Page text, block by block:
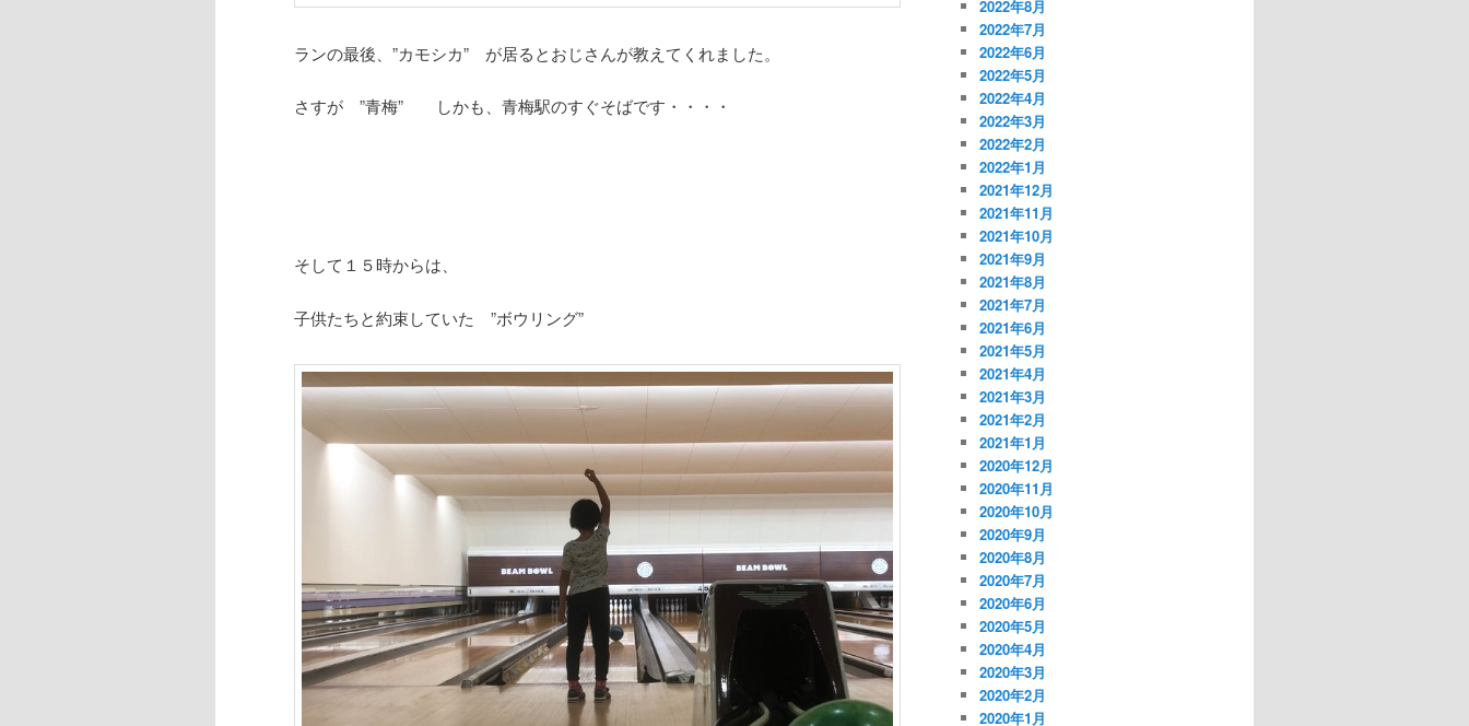
ランの最後、”カモシカ” が居るとおじさんが教えてくれました。
さすが ”青梅” しかも、青梅駅のすぐそばです・・・・
そして１５時からは、
子供たちと約束していた ”ボウリング”
2022年8月
2022年7月
2022年6月
2022年5月
2022年4月
2022年3月
2022年2月
2022年1月
2021年12月
2021年11月
2021年10月
2021年9月
2021年8月
2021年7月
2021年6月
2021年5月
2021年4月
2021年3月
2021年2月
2021年1月
2020年12月
2020年11月
2020年10月
2020年9月
2020年8月
2020年7月
2020年6月
2020年5月
2020年4月
2020年3月
2020年2月
2020年1月